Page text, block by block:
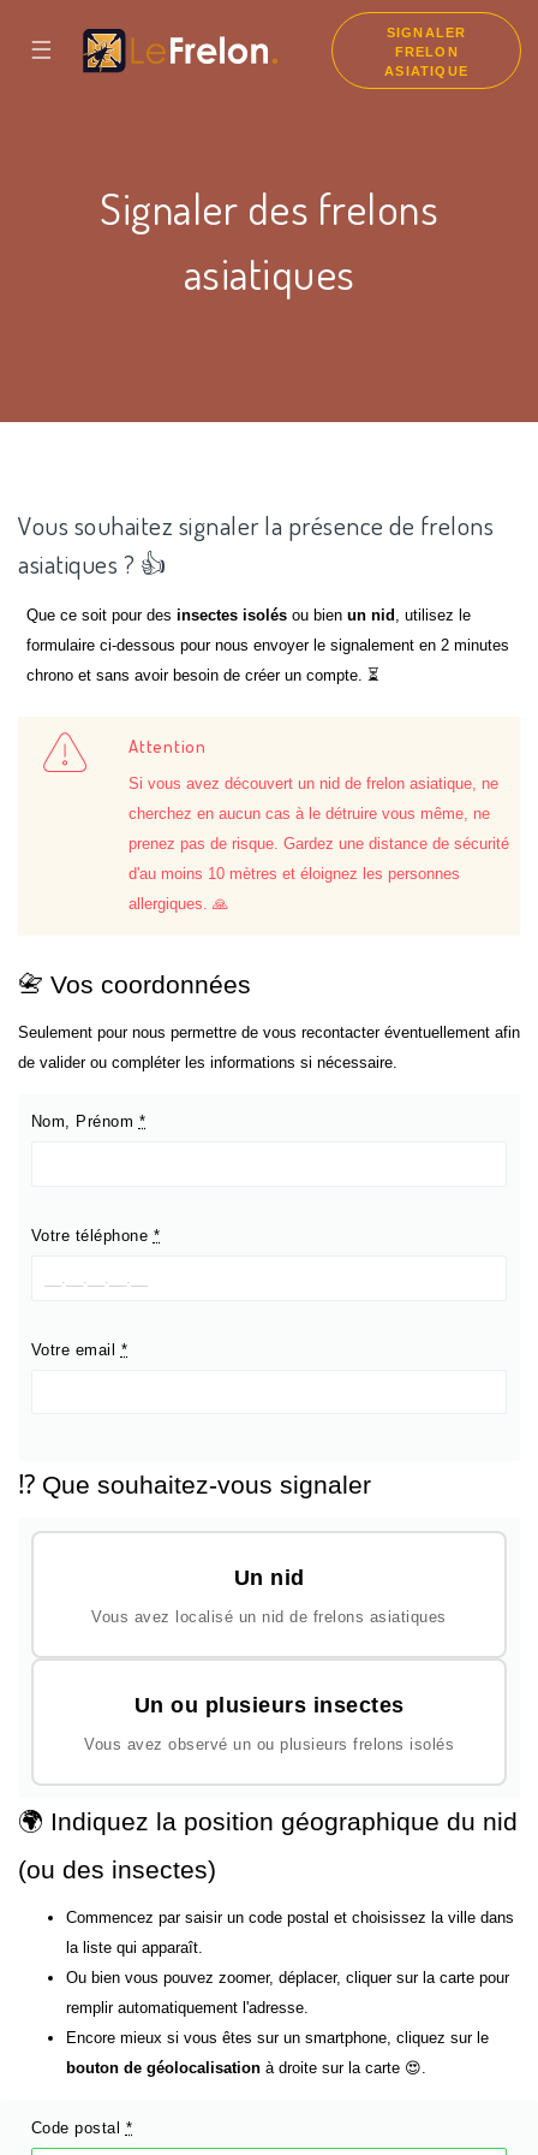
☰
SIGNALER
FRELON
ASIATIQUE
Signaler des frelons
asiatiques
Vous souhaitez signaler la présence de frelons
asiatiques ? 👍
Que ce soit pour desinsectes isolés ou bienun nid , utilisez le
formulaire ci-dessous pour nous envoyer le signalement en 2 minutes
chrono et sans avoir besoin de créer un compte. ⏳
Attention
Si vous avez découvert un nid de frelon asiatique, ne
cherchez en aucun cas à le détruire vous même, ne
prenez pas de risque. Gardez une distance de sécurité
d'au moins 10 mètres et éloignez les personnes
allergiques. 🙏
📇 Vos coordonnées
Seulement pour nous permettre de vous recontacter éventuellement afin
de valider ou compléter les informations si nécessaire.
Nom, Prénom *
Votre téléphone *
Votre email *
⁉️ Que souhaitez-vous signaler
Un nid
Vous avez localisé un nid de frelons asiatiques
Un ou plusieurs insectes
Vous avez observé un ou plusieurs frelons isolés
🌍 Indiquez la position géographique du nid
(ou des insectes)
Commencez par saisir un code postal et choisissez la ville dans
la liste qui apparaît.
Ou bien vous pouvez zoomer, déplacer, cliquer sur la carte pour
remplir automatiquement l'adresse.
Encore mieux si vous êtes sur un smartphone, cliquez sur le
bouton de géolocalisation à droite sur la carte 😍.
Code postal *